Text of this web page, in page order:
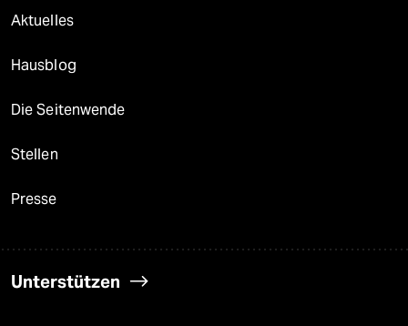
Aktuelles
Hausblog
Die Seitenwende
Stellen
Presse
Unterstützen